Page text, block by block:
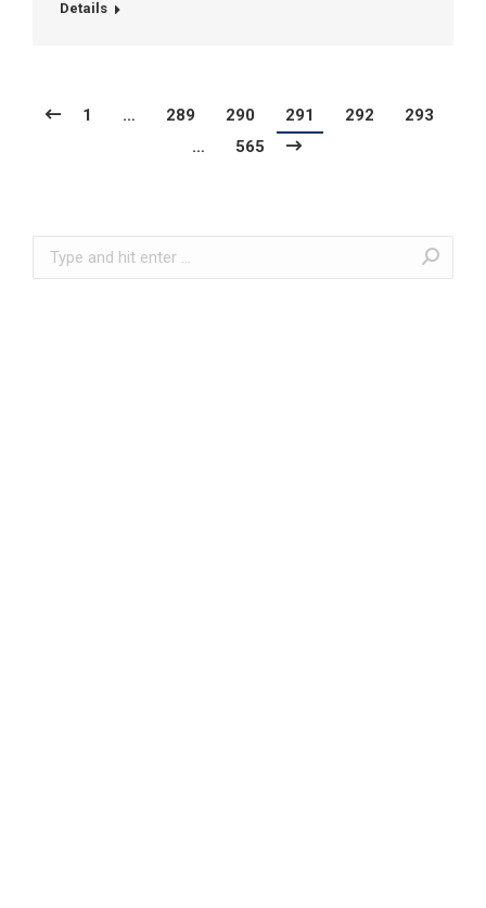
Details
1 … 289 290 291 292
293
…
565
Search: